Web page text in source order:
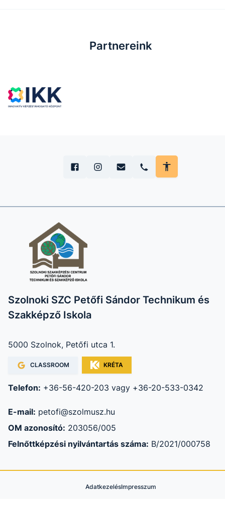
Partnereink
Szolnoki SZC Petőfi Sándor Technikum és
Szakképző Iskola
5000 Szolnok, Petőfi utca 1.
CLASSROOM KRÉTA
Telefon: +36-56-420-203 vagy +36-20-533-0342
E-mail: petofi@szolmusz.hu
OM azonosító: 203056/005
Felnőttképzési nyilvántartás száma: B/2021/000758
AdatkezelésImpresszum